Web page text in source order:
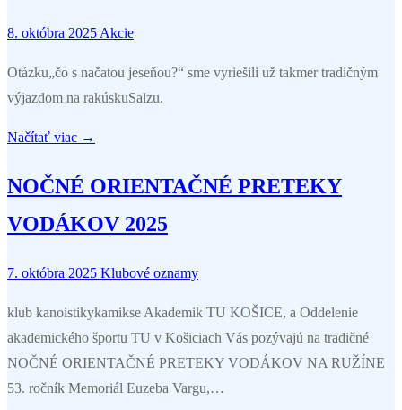
8. októbra 2025 Akcie
Otázku„čo s načatou jeseňou?“ sme vyriešili už takmer tradičným
výjazdom na rakúskuSalzu.
Načítať viac →
NOČNÉ ORIENTAČNÉ PRETEKY
VODÁKOV 2025
7. októbra 2025 Klubové oznamy
klub kanoistikykamikse Akademik TU KOŠICE, a Oddelenie
akademického športu TU v Košiciach Vás pozývajú na tradičné
NOČNÉ ORIENTAČNÉ PRETEKY VODÁKOV NA RUŽÍNE
53. ročník Memoriál Euzeba Vargu,…